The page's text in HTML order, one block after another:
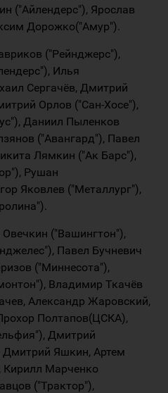
("Айлендерс"), Ярослав
Дорожко("Амур").
("Рейнджерс"),
Илья
Сергачёв, Дмитрий
Орлов ("Сан-Хосе"),
Даниил Пыленков
("Авангард"), Павел
Лямкин ("Ак Барс"),
Рушан
Яковлев ("Металлург"),
("Вашингтон"),
Павел Бучневич
("Миннесота"),
Владимир Ткачёв
Александр Жаровский,
Полтапов(ЦСКА),
Дмитрий
Дмитрий Яшкин, Артем
Кирилл Марченко
("Трактор"),